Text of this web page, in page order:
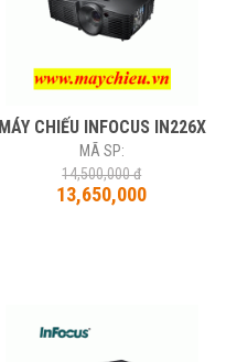
MÁY CHIẾU INFOCUS IN226X
MÃ SP:
14,500,000 đ
13,650,000